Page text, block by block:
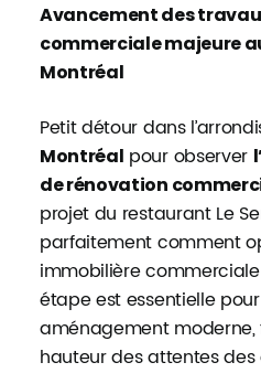
Avancement des
commerciale majeure
Montréal
Petit détour dans
Montréal pour observer
de rénovation
projet du restaurant Le
parfaitement comment
immobilière
étape est essentielle
aménagement
hauteur des attentes